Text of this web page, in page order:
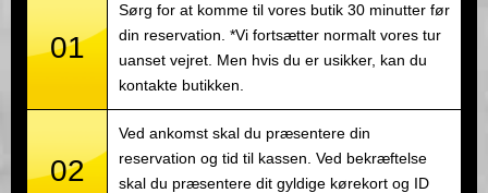
01
Sørg for at komme til vores butik 30 minutter før
din reservation. *Vi fortsætter normalt vores tur
uanset vejret. Men hvis du er usikker, kan du
kontakte butikken.
02
Ved ankomst skal du præsentere din
reservation og tid til kassen. Ved bekræftelse
skal du præsentere dit gyldige kørekort og ID